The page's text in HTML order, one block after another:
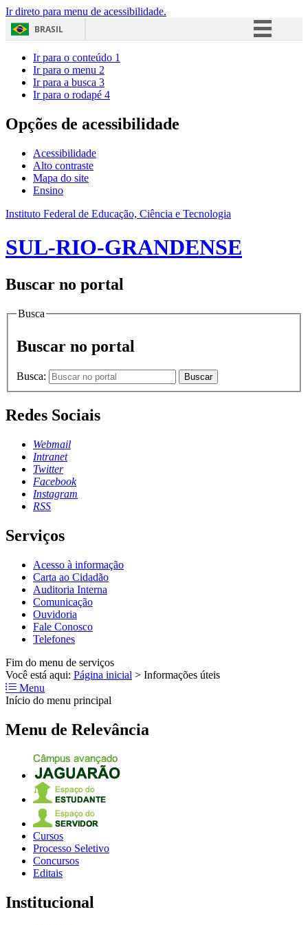
Ir direto para menu de acessibilidade.
BRASIL
Acesso à informação
Ir para o conteúdo 1
Ir para o menu 2
Ir para a busca 3
Ir para o rodapé 4
Opções de acessibilidade
Acessibilidade
Alto contraste
Mapa do site
Ensino
Instituto Federal de Educação, Ciência e Tecnologia
SUL-RIO-GRANDENSE
Buscar no portal
Busca
Buscar no portal
Busca: Buscar
Redes Sociais
Webmail
Intranet
Twitter
Facebook
Instagram
RSS
Serviços
Acesso à informação
Carta ao Cidadão
Auditoria Interna
Comunicação
Ouvidoria
Fale Conosco
Telefones
Fim do menu de serviços
Você está aqui: Página inicial > Informações úteis
Menu
Início do menu principal
Menu de Relevância
Cursos
Processo Seletivo
Concursos
Editais
Institucional